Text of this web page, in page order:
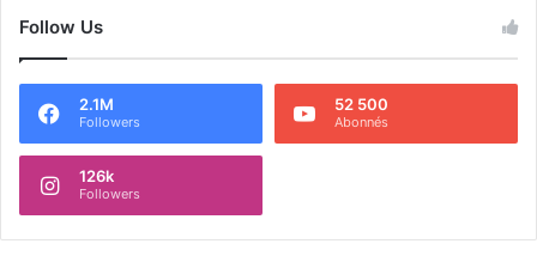
Follow Us
2.1M
Followers
52 500
Abonnés
126k
Followers